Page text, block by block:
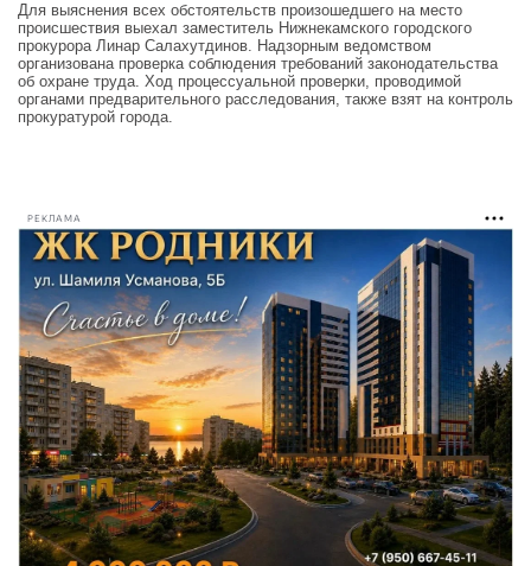
Для выяснения всех обстоятельств произошедшего на место
происшествия выехал заместитель Нижнекамского городского
прокурора Линар Салахутдинов. Надзорным ведомством
организована проверка соблюдения требований законодательства
об охране труда. Ход процессуальной проверки, проводимой
органами предварительного расследования, также взят на контроль
прокуратурой города.
РЕКЛАМА